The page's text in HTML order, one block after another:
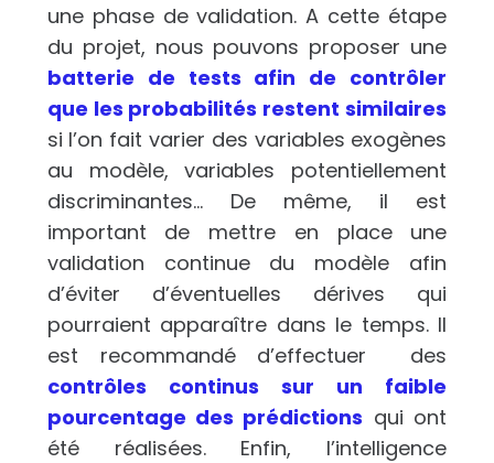
une phase de validation. A cette étape
du projet, nous pouvons proposer une
batterie de tests afin de contrôler
que les probabilités restent similaires
si l’on fait varier des variables exogènes
au modèle, variables potentiellement
discriminantes… De même, il est
important de mettre en place une
validation continue du modèle afin
d’éviter d’éventuelles dérives qui
pourraient apparaître dans le temps. Il
est recommandé d’effectuer des
contrôles continus sur un faible
pourcentage des prédictions qui ont
été réalisées. Enfin, l’intelligence